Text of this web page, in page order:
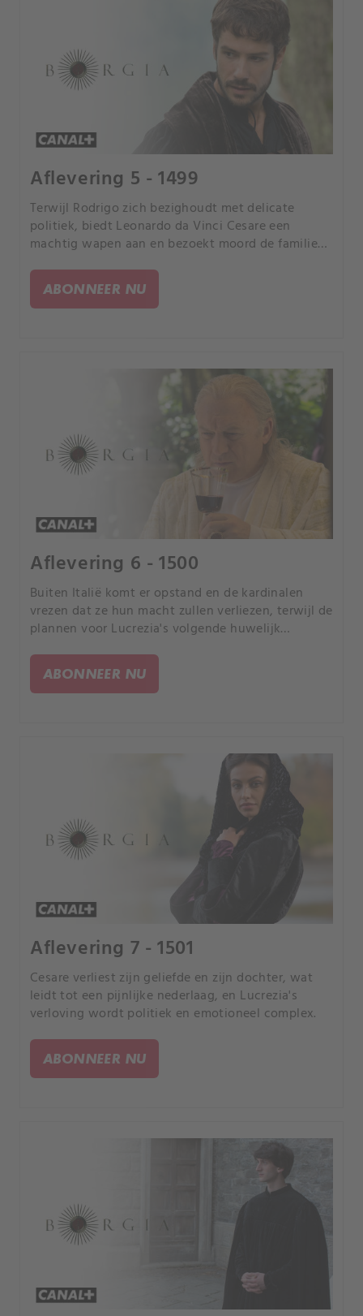
Aflevering 5 - 1499
Terwijl Rodrigo zich bezighoudt met delicate
politiek, biedt Leonardo da Vinci Cesare een
machtig wapen aan en bezoekt moord de familie
ABONNEER NU
Aflevering 6 - 1500
Buiten Italië komt er opstand en de kardinalen
vrezen dat ze hun macht zullen verliezen, terwijl de
plannen voor Lucrezia's volgende huwelijk
ABONNEER NU
Aflevering 7 - 1501
Cesare verliest zijn geliefde en zijn dochter, wat
leidt tot een pijnlijke nederlaag, en Lucrezia's
verloving wordt politiek en emotioneel complex.
ABONNEER NU